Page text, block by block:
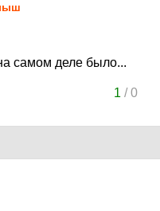
самом деле было...
1 /0